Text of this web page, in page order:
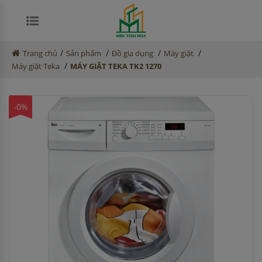
Trang chủ / Sản phẩm / Đồ gia dụng / Máy giặt /
Máy giặt Teka / MÁY GIẶT TEKA TK2 1270
-0%